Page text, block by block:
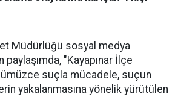
Müdürlüğü sosyal medya
paylaşımda, "Kayapınar İlçe
suçla mücadele, suçun
yakalanmasına yönelik yürütülen